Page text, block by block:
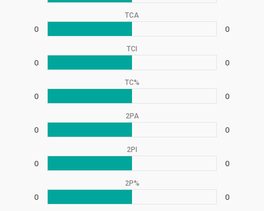
TCA
0 0
TCI
0 0
TC%
0 0
2PA
0 0
2PI
0 0
2P%
0 0